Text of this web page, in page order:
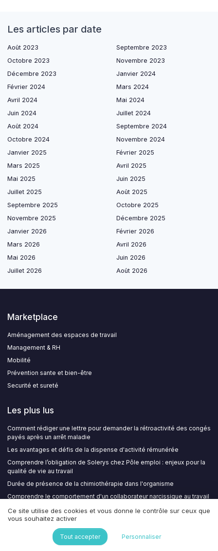
Les articles par date
Août 2023
Septembre 2023
Octobre 2023
Novembre 2023
Décembre 2023
Janvier 2024
Février 2024
Mars 2024
Avril 2024
Mai 2024
Juin 2024
Juillet 2024
Août 2024
Septembre 2024
Octobre 2024
Novembre 2024
Janvier 2025
Février 2025
Mars 2025
Avril 2025
Mai 2025
Juin 2025
Juillet 2025
Août 2025
Septembre 2025
Octobre 2025
Novembre 2025
Décembre 2025
Janvier 2026
Février 2026
Mars 2026
Avril 2026
Mai 2026
Juin 2026
Juillet 2026
Août 2026
Marketplace
Aménagement des espaces de travail
Management & RH
Mobilité
Prévention sante et bien-être
Securité et sureté
Les plus lus
Comment rédiger une lettre pour demander la rétroactivité des congés
payés après un arrêt maladie
Les avantages et défis de la dispense d'activité rémunérée
Comprendre l’obligation de Solerys chez Pôle emploi : enjeux pour la
qualité de vie au travail
Durée de présence de la chimiothérapie dans l'organisme
Comprendre le comportement d'un collaborateur narcissique au travail
Les derniers articles
Comment structurer une fiche d’entretien individuel en PDF pour
Ce site utilise des cookies et vous donne le contrôle sur ceux que
vous souhaitez activer
Tout accepter Personnaliser